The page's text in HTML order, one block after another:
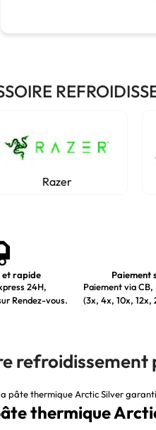
Razer
et rapide
24H,
Rendez-vous.
Paiement
Paiement via CB,
(3x, 4x, 10x, 12x,
refroidissement
pâte thermique Arctic Silver
thermique